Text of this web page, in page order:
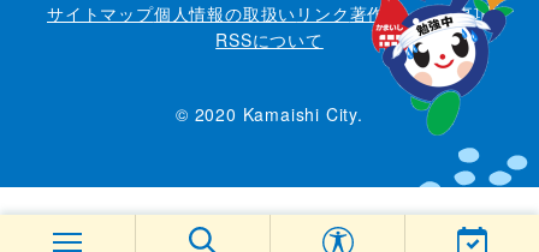
サイトマップ個人情報の取扱い リンク著作権・免責事項
RSSについて
© 2020 Kamaishi City.